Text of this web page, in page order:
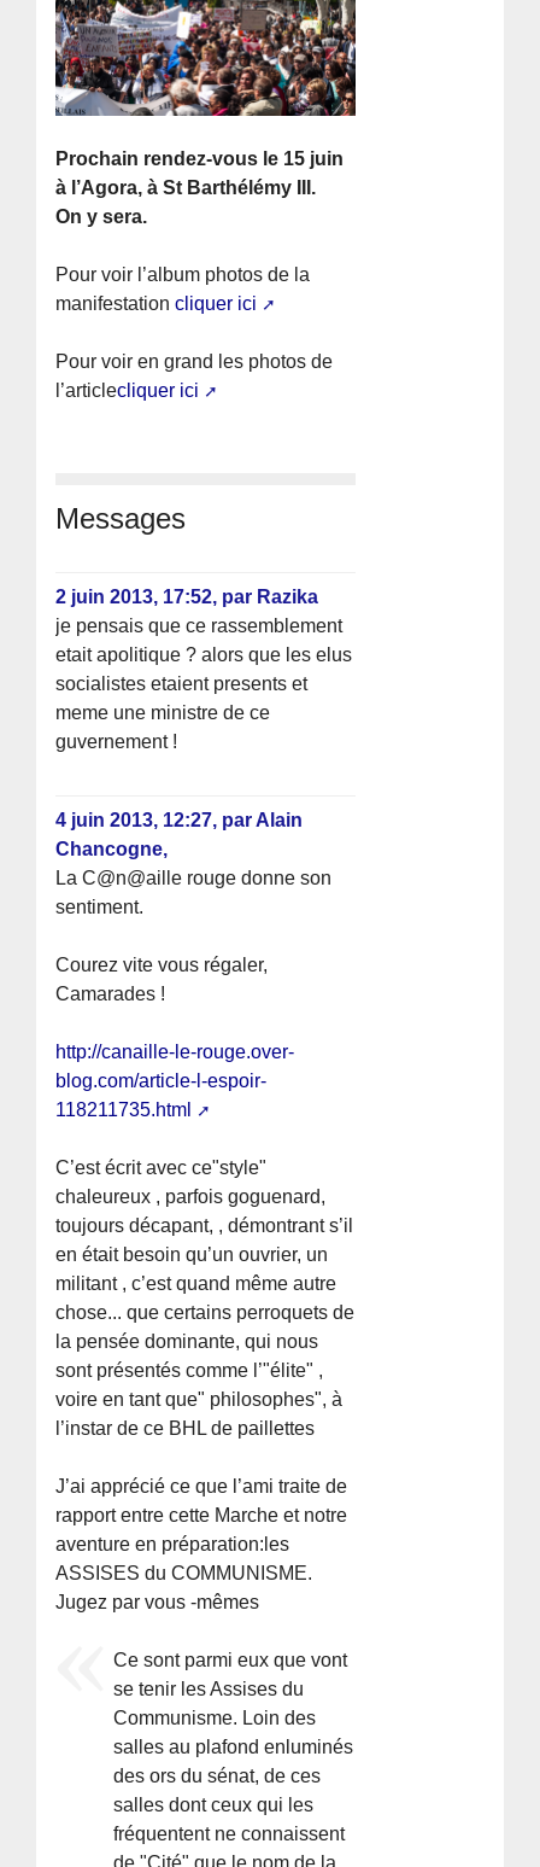
Prochain rendez-vous le 15 juin
à l’Agora, à St Barthélémy III.
On y sera.
Pour voir l’album photos de la
manifestationcliquer ici
Pour voir en grand les photos de
l’articlecliquer ici
Messages
2 juin 2013, 17:52, par Razika
je pensais que ce rassemblement
etait apolitique ? alors que les elus
socialistes etaient presents et
meme une ministre de ce
guvernement !
4 juin 2013, 12:27, par Alain
Chancogne,
La C@n@aille rouge donne son
sentiment.
Courez vite vous régaler,
Camarades !
http://canaille-le-rouge.over-
blog.com/article-l-espoir-
118211735.html
C’est écrit avec ce"style"
chaleureux , parfois goguenard,
toujours décapant, , démontrant s’il
en était besoin qu’un ouvrier, un
militant , c’est quand même autre
chose... que certains perroquets de
la pensée dominante, qui nous
sont présentés comme l’"élite" ,
voire en tant que" philosophes", à
l’instar de ce BHL de paillettes
J’ai apprécié ce que l’ami traite de
rapport entre cette Marche et notre
aventure en préparation:les
ASSISES du COMMUNISME.
Jugez par vous -mêmes
Ce sont parmi eux que vont
se tenir les Assises du
Communisme. Loin des
salles au plafond enluminés
des ors du sénat, de ces
salles dont ceux qui les
fréquentent ne connaissent
de "Cité" que le nom de la